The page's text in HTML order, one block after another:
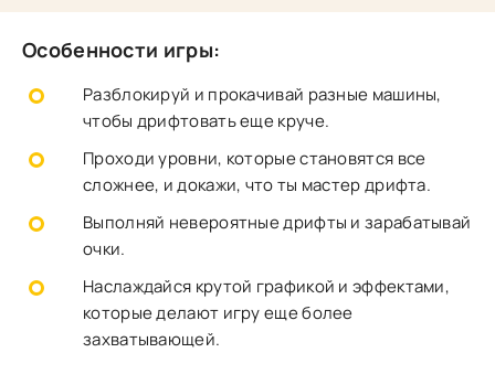
Особенности игры:
Разблокируй и прокачивай разные машины,
чтобы дрифтовать еще круче.
Проходи уровни, которые становятся все
сложнее, и докажи, что ты мастер дрифта.
Выполняй невероятные дрифты и зарабатывай
очки.
Наслаждайся крутой графикой и эффектами,
которые делают игру еще более
захватывающей.